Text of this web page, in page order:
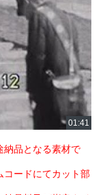
品となる素材で
ードにてカット部